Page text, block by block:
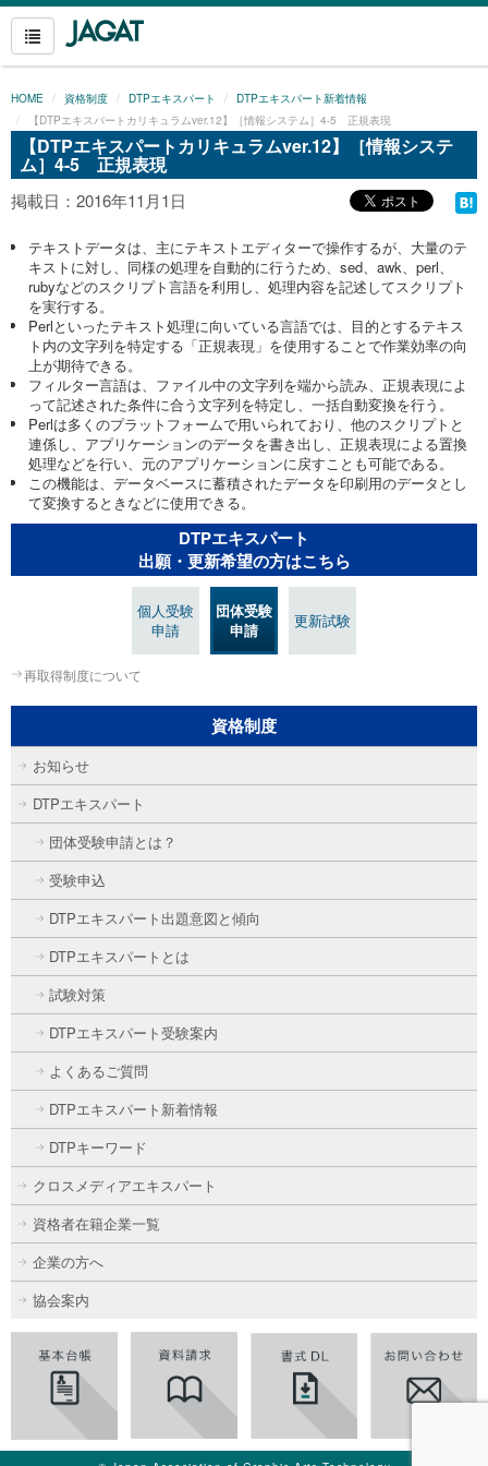
HOME 資格制度 DTPエキスパート
DTPエキスパート新着情報
【DTPエキスパートカリキュラムver.12】［情報システム］4-5 正規表現
【DTPエキスパートカリキュラムver.12】［情報システ
ム］4-5 正規表現
掲載日：2016年11月1日
テキストデータは、主にテキストエディターで操作するが、大量のテ
キストに対し、同様の処理を自動的に行うため、sed、awk、perl、
rubyなどのスクリプト言語を利用し、処理内容を記述してスクリプト
を実行する。
Perlといったテキスト処理に向いている言語では、目的とするテキス
ト内の文字列を特定する「正規表現」を使用することで作業効率の向
上が期待できる。
フィルター言語は、ファイル中の文字列を端から読み、正規表現によ
って記述された条件に合う文字列を特定し、一括自動変換を行う。
Perlは多くのプラットフォームで用いられており、他のスクリプトと
連係し、アプリケーションのデータを書き出し、正規表現による置換
処理などを行い、元のアプリケーションに戻すことも可能である。
この機能は、データベースに蓄積されたデータを印刷用のデータとし
て変換するときなどに使用できる。
DTPエキスパート
出願・更新希望の方はこちら
個人受験
申請
団体受験
申請
更新試験
再取得制度について
資格制度
お知らせ
DTPエキスパート
団体受験申請とは？
受験申込
DTPエキスパート出題意図と傾向
DTPエキスパートとは
試験対策
DTPエキスパート受験案内
よくあるご質問
DTPエキスパート新着情報
DTPキーワード
クロスメディアエキスパート
資格者在籍企業一覧
企業の方へ
協会案内